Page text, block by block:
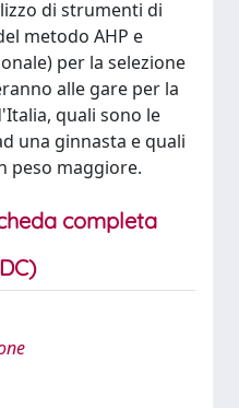
di strumenti di
metodo AHP e
per la selezione
alle gare per la
quali sono le
una ginnasta e quali
peso maggiore.
completa